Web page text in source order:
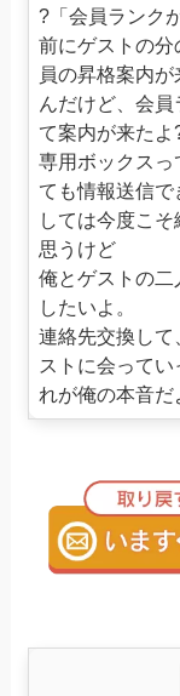
?「会員ランク
前にゲストの
員の昇格案内
んだけど、会
て案内が来たよ
専用ボックスっ
ても情報送信
しては今度こ
思うけど
俺とゲストの
したいよ。
連絡先交換し
ストに会って
れが俺の本音だ